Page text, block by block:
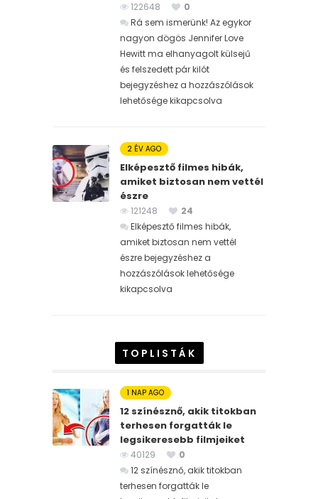
122648
0
Rá sem ismerünk! Az egykor
nagyon dögös Jennifer Love
Hewitt ma elhanyagolt külsejű
és felszedett pár kilót
bejegyzéshez a hozzászólások
lehetősége kikapcsolva
2 ÉV AGO
Elképesztő filmes hibák,
amiket biztosan nem vettél
észre
121248
24
Elképesztő filmes hibák,
amiket biztosan nem vettél
észre bejegyzéshez a
hozzászólások lehetősége
kikapcsolva
TOPLISTÁK
1 NAP AGO
12 színésznő, akik titokban
terhesen forgatták le
legsikeresebb filmjeiket
40129
0
12 színésznő, akik titokban
terhesen forgatták le